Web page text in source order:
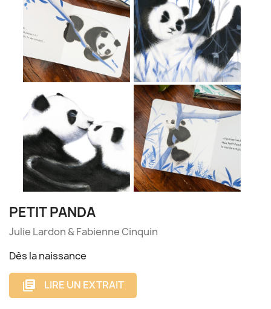
PETIT PANDA
Julie Lardon & Fabienne Cinquin
Dès la naissance
library_books LIRE UN EXTRAIT